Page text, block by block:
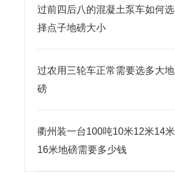
过前四后八的混凝土泵车如何选
择点子地磅大小
过农用三轮车正常需要选多大地
磅
衢州装一台100吨10米12米14米
16米地磅需要多少钱